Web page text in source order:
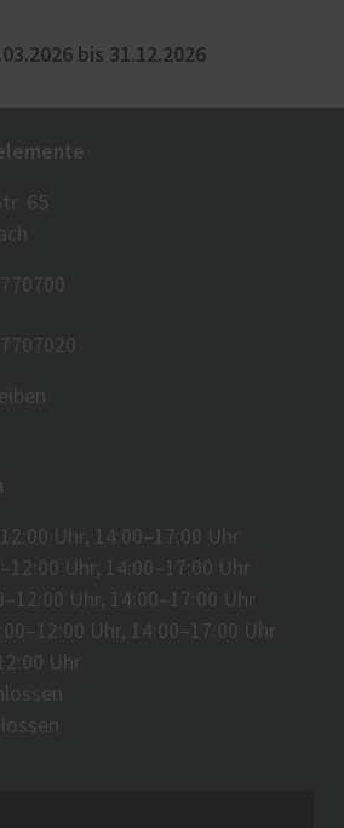
bis 31.12.2026
65
Uhr, 14:00–17:00 Uhr
Uhr, 14:00–17:00 Uhr
Uhr, 14:00–17:00 Uhr
Uhr, 14:00–17:00 Uhr
Uhr